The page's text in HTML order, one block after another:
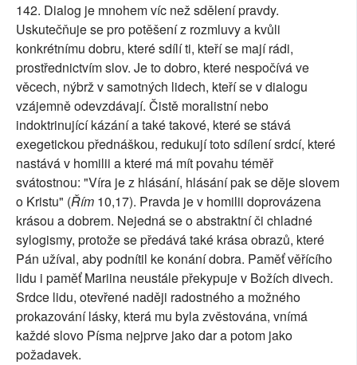
142. Dialog je mnohem víc než sdělení pravdy.
Uskutečňuje se pro potěšení z rozmluvy a kvůli
konkrétnímu dobru, které sdílí ti, kteří se mají rádi,
prostřednictvím slov. Je to dobro, které nespočívá ve
věcech, nýbrž v samotných lidech, kteří se v dialogu
vzájemně odevzdávají. Čistě moralistní nebo
indoktrinující kázání a také takové, které se stává
exegetickou přednáškou, redukují toto sdílení srdcí, které
nastává v homilii a které má mít povahu téměř
svátostnou: "Víra je z hlásání, hlásání pak se děje slovem
o Kristu" (Řím 10,17). Pravda je v homilii doprovázena
krásou a dobrem. Nejedná se o abstraktní či chladné
sylogismy, protože se předává také krása obrazů, které
Pán užíval, aby podnítil ke konání dobra. Paměť věřícího
lidu i paměť Mariina neustále překypuje v Božích divech.
Srdce lidu, otevřené naději radostného a možného
prokazování lásky, která mu byla zvěstována, vnímá
každé slovo Písma nejprve jako dar a potom jako
požadavek.